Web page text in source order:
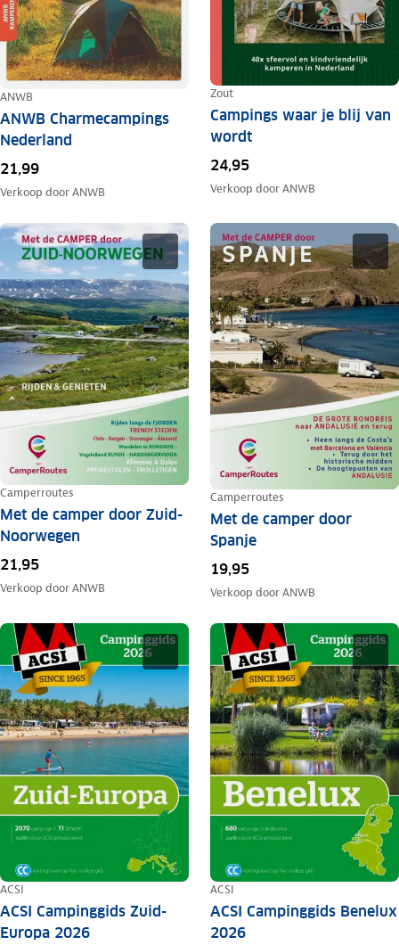
ANWB
ANWB Charmecampings
Nederland
21,99
Verkoop doorANWB
Zout
Campings waar je blij van
wordt
24,95
Verkoop doorANWB
Camperroutes
Met de camper door Zuid-
Noorwegen
21,95
Verkoop doorANWB
Camperroutes
Met de camper door
Spanje
19,95
Verkoop doorANWB
ACSI
ACSI Campinggids Zuid-
Europa 2026
ACSI
ACSI Campinggids Benelux
2026